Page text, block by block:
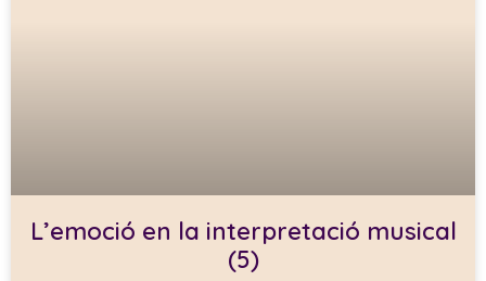
L’emoció en la interpretació musical
(5)